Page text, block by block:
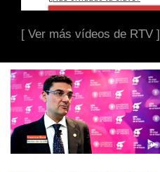
[ Ver más vídeos de RTV ]